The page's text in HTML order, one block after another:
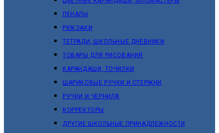
ПЕНАЛЫ
РЮКЗАКИ
ТЕТРАДИ, ШКОЛЬНЫЕ ДНЕВНИКИ
ТОВАРЫ ДЛЯ РИСОВАНИЯ
КАРАНДАШИ, ТОЧИЛКИ
ШАРИКОВЫЕ РУЧКИ И СТЕРЖНИ
РУЧКИ И ЧЕРНИЛА
КОРРЕКТОРЫ
ДРУГИЕ ШКОЛЬНЫЕ ПРИНАДЛЕЖНОСТИ